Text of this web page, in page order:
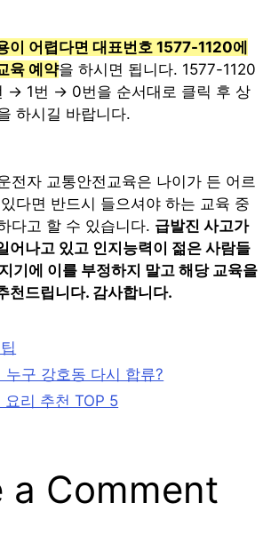
이 어렵다면 대표번호 1577-1120에
육 예약을 하시면 됩니다. 1577-1120
→ 1번 → 0번을 순서대로 클릭 후 상
하시길 바랍니다.
전자 교통안전교육은 나이가 든 어르
다면 반드시 들으셔야 하는 교육 중
다고 할 수 있습니다. 급발진 사고가
어나고 있고 인지능력이 젊은 사람들
기에 이를 부정하지 말고 해당 교육을
천드립니다. 감사합니다.
누구 강호동 다시 합류?
요리 추천 TOP 5
a Comment